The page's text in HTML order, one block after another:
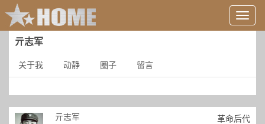
用
户
录
亓志军
关于我 动静 圈子 留言
亓志军
革命后代